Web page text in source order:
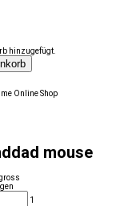
hinzugefügt.
Online Shop
mouse
1